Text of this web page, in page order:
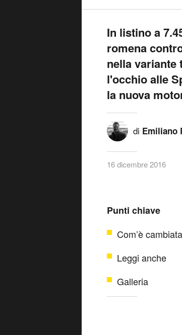
In listino a
romena
nella variante
l'occhio alle
la nuova
di Emiliano
16 dicembre 2016
Punti chiave
Com’è
Leggi anche
Galleria